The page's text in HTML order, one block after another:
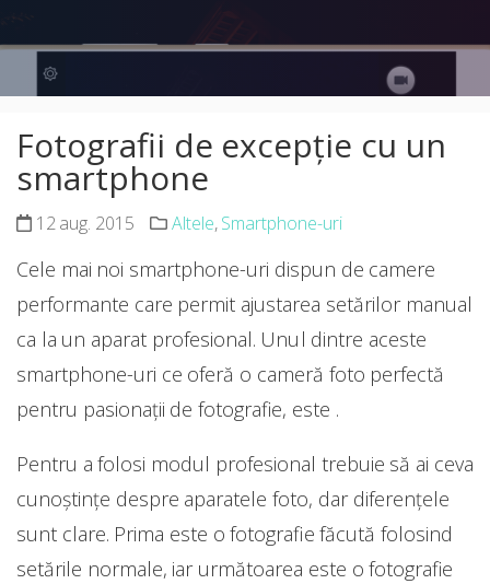
Fotografii de excepție cu un
smartphone
12 aug. 2015 Altele,Smartphone-uri
Cele mai noi smartphone-uri dispun de camere
performante care permit ajustarea setărilor manual
ca la un aparat profesional. Unul dintre aceste
smartphone-uri ce oferă o cameră foto perfectă
pentru pasionații de fotografie, este .
Pentru a folosi modul profesional trebuie să ai ceva
cunoștințe despre aparatele foto, dar diferențele
sunt clare. Prima este o fotografie făcută folosind
setările normale, iar următoarea este o fotografie